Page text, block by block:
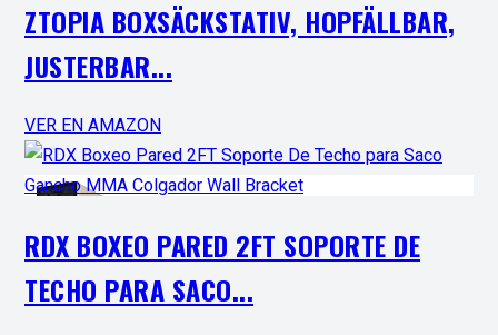
ZTOPIA BOXSÄCKSTATIV, HOPFÄLLBAR,
JUSTERBAR...
VER EN AMAZON
RDX BOXEO PARED 2FT SOPORTE DE
TECHO PARA SACO...